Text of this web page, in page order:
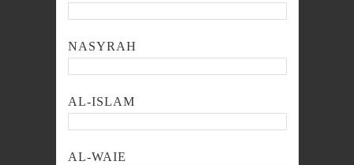
NASYRAH
AL-ISLAM
AL-WAIE